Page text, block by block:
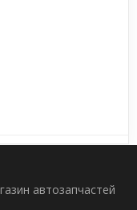
автозапчастей